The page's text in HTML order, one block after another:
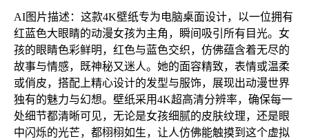
AI图片描述：这款4K壁纸专为电脑桌面设计，以一位拥有
红蓝色大眼睛的动漫女孩为主角，瞬间吸引所有目光。女
孩的眼睛色彩鲜明，红色与蓝色交织，仿佛蕴含着无尽的
故事与情感，既神秘又迷人。她的面容精致，表情或温柔
或俏皮，搭配上精心设计的发型与服饰，展现出动漫世界
独有的魅力与幻想。壁纸采用4K超高清分辨率，确保每一
处细节都清晰可见，无论是女孩细腻的皮肤纹理，还是眼
中闪烁的光芒，都栩栩如生，让人仿佛能触摸到这个虚拟